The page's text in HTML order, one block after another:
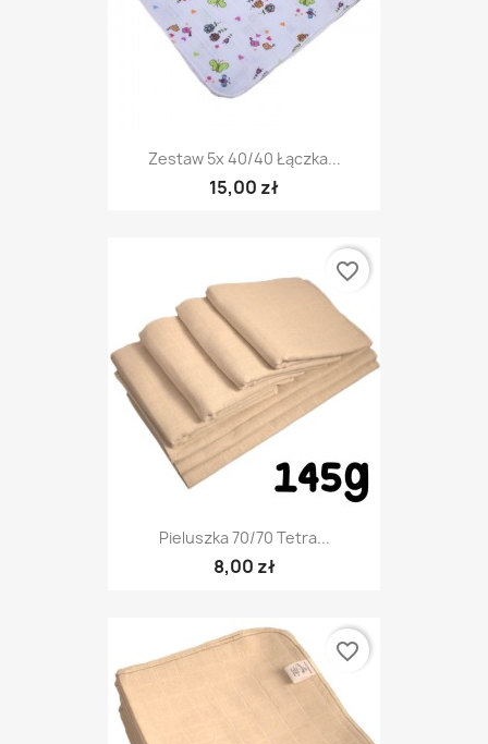
Zestaw 5x 40/40 Łączka...
15,00 zł
Pieluszka 70/70 Tetra...
8,00 zł
favorite_border
favorite_border